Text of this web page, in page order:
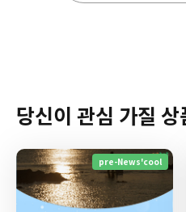
당신이 관심 가질 상
pre-News'cool